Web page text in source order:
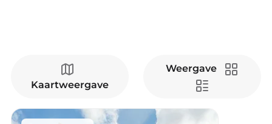
Kaartweergave
Weergave